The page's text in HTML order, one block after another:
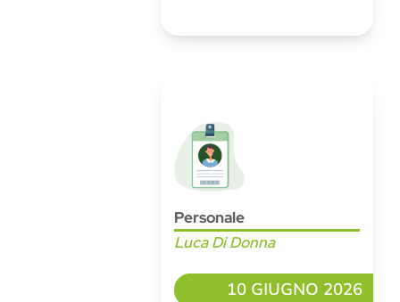
Personale
Luca Di Donna
10 GIUGNO 2026